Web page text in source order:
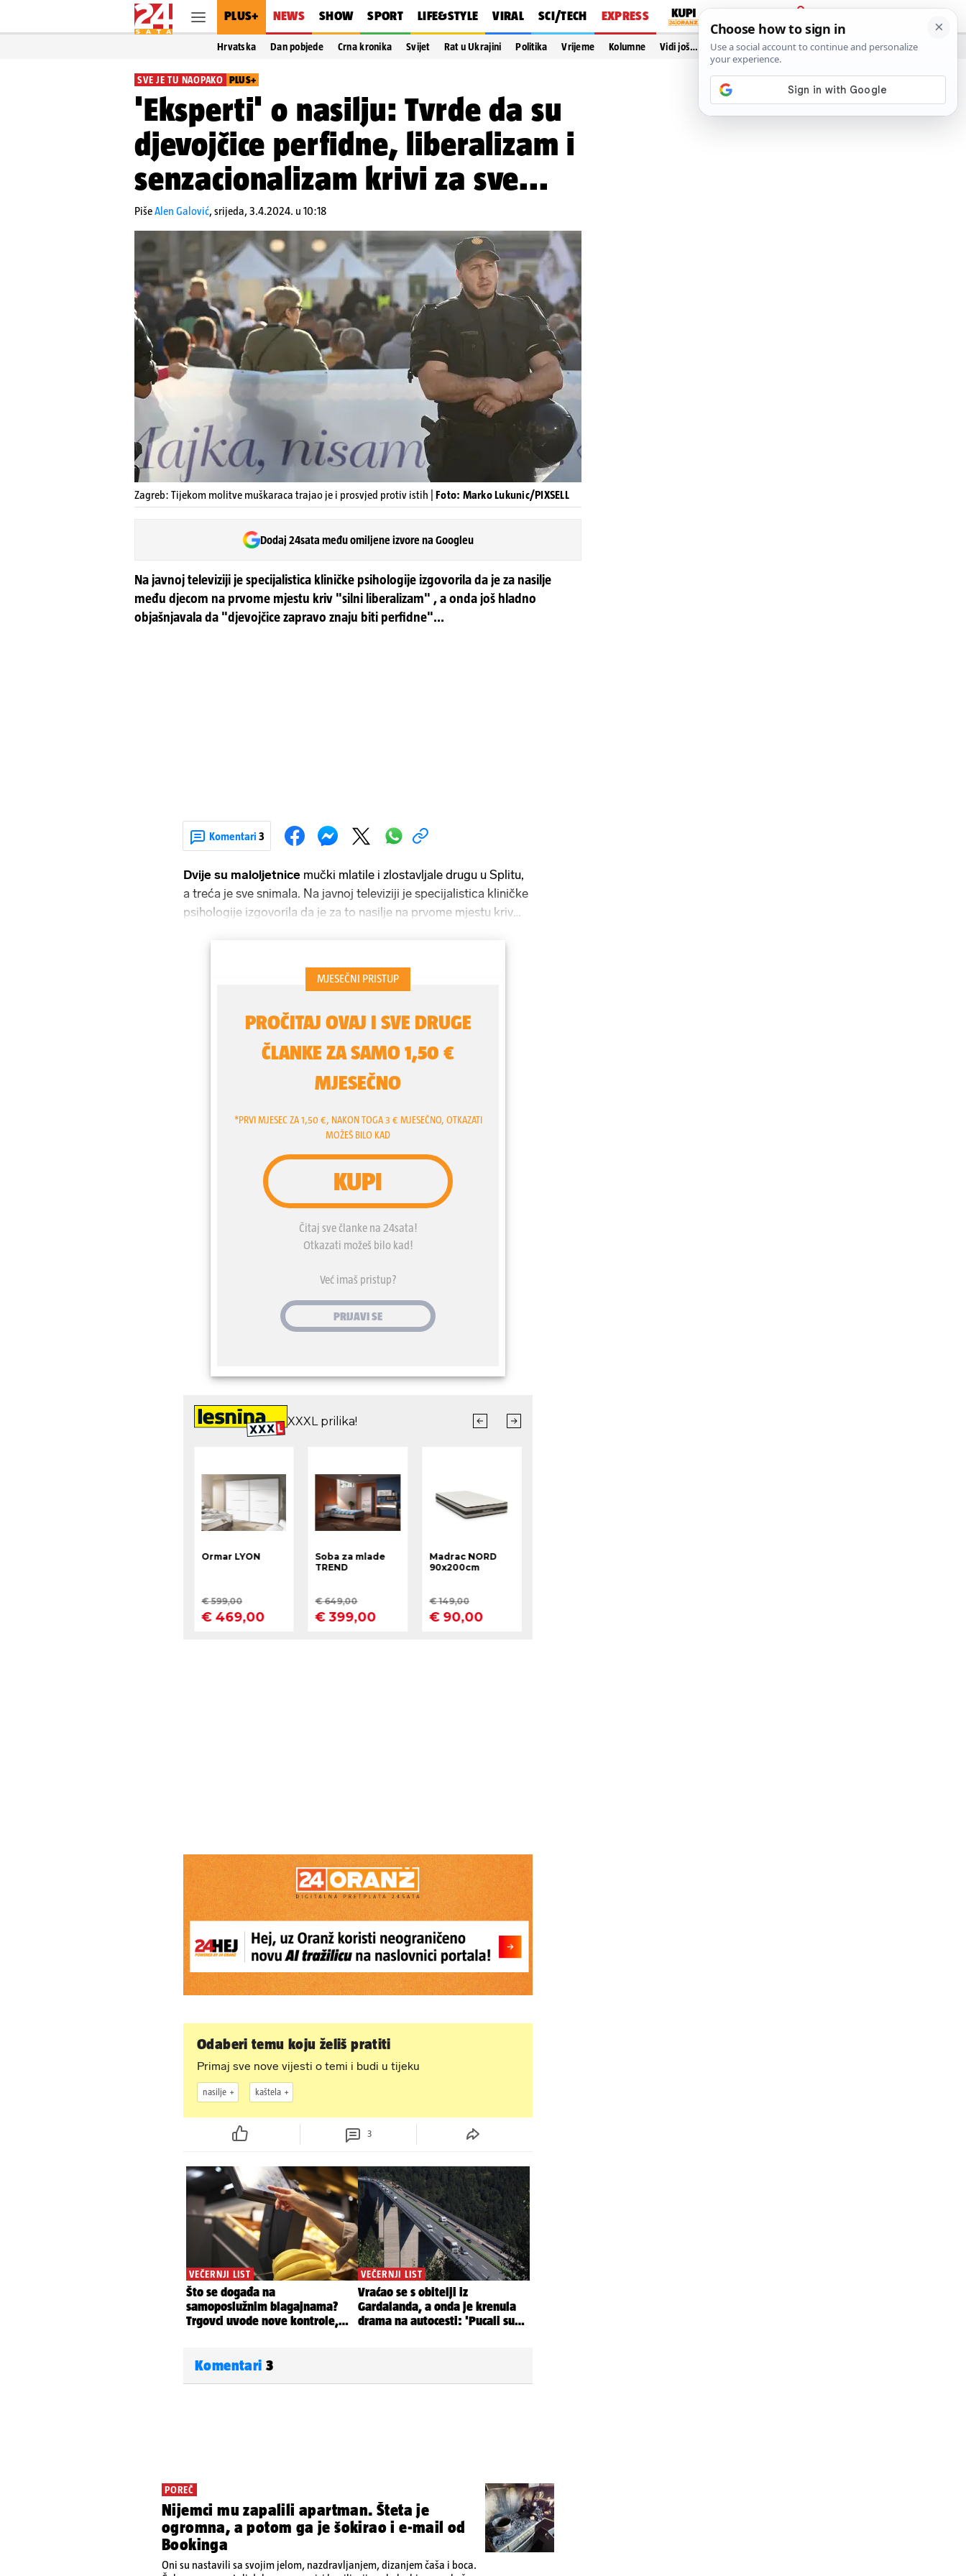
PLUS+ NEWS SHOW SPORT LIFE&STYLE VIRAL SCI/TECH EXPRESS
PRIJAVA
Hrvatska Dan pobjede Crna kronika Svijet Rat u Ukrajini Politika Vrijeme Kolumne Vidi još…
SVE JE TU NAOPAKO PLUS+
'Eksperti' o nasilju: Tvrde da su
djevojčice perfidne, liberalizam i
senzacionalizam krivi za sve...
PišeAlen Galović,srijeda, 3.4.2024. u 10:18
Zagreb: Tijekom molitve muškaraca trajao je i prosvjed protiv istih | Foto: Marko Lukunic/PIXSELL
Dodaj 24sata među omiljene izvore na Googleu
Na javnoj televiziji je specijalistica kliničke psihologije izgovorila da je za nasilje
među djecom na prvome mjestu kriv "silni liberalizam" , a onda još hladno
objašnjavala da "djevojčice zapravo znaju biti perfidne"...
Komentari 3
Dvije su maloljetnice mučki mlatile i zlostavljale drugu u Splitu,
a treća je sve snimala. Na javnoj televiziji je specijalistica kliničke
psihologije izgovorila da je za to nasilje na prvome mjestu kriv
"djevojčice zapravo znaju biti perfidne".
Odaberi temu koju želiš pratiti
Primaj sve nove vijesti o temi i budi u tijeku
nasilje kaštela
3
Komentari 3
POREČ
Nijemci mu zapalili apartman. Šteta je
ogromna, a potom ga je šokirao i e-mail od
Bookinga
Oni su nastavili sa svojim jelom, nazdravljanjem, dizanjem čaša i boca.